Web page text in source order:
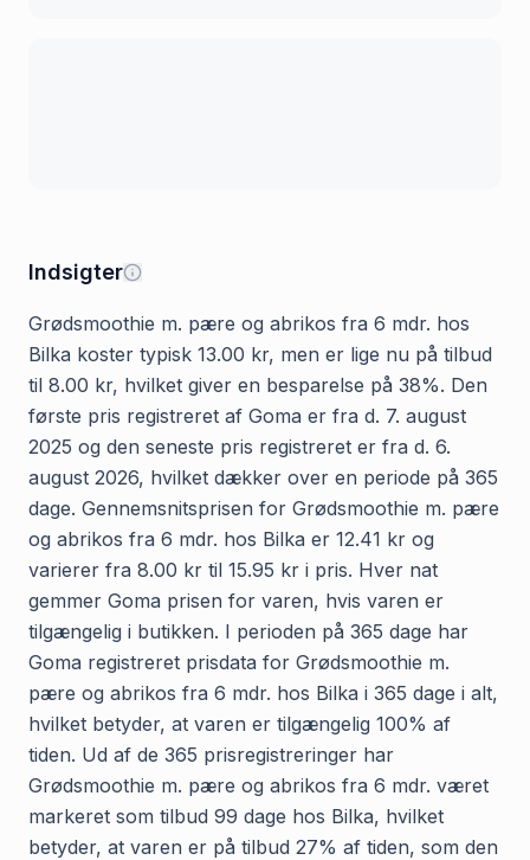
Indsigter
Grødsmoothie m. pære og abrikos fra 6 mdr. hos
Bilka koster typisk 13.00 kr, men er lige nu på tilbud
til 8.00 kr, hvilket giver en besparelse på 38%. Den
første pris registreret af Goma er fra d. 7. august
2025 og den seneste pris registreret er fra d. 6.
august 2026, hvilket dækker over en periode på 365
dage. Gennemsnitsprisen for Grødsmoothie m. pære
og abrikos fra 6 mdr. hos Bilka er 12.41 kr og
varierer fra 8.00 kr til 15.95 kr i pris. Hver nat
gemmer Goma prisen for varen, hvis varen er
tilgængelig i butikken. I perioden på 365 dage har
Goma registreret prisdata for Grødsmoothie m.
pære og abrikos fra 6 mdr. hos Bilka i 365 dage i alt,
hvilket betyder, at varen er tilgængelig 100% af
tiden. Ud af de 365 prisregistreringer har
Grødsmoothie m. pære og abrikos fra 6 mdr. været
markeret som tilbud 99 dage hos Bilka, hvilket
betyder, at varen er på tilbud 27% af tiden, som den